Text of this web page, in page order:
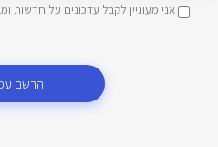
אני מעוניין לקבל עדכונים על חדשות
הרשם